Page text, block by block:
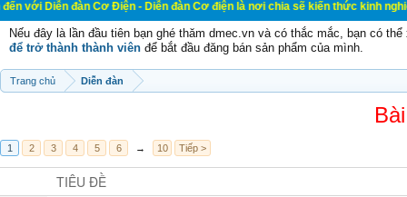
đàn Cơ Điện - Diễn đàn Cơ điện là nơi chia sẽ kiến thức kinh nghiệm
Nếu đây là lần đầu tiên bạn ghé thăm dmec.vn và có thắc mắc, bạn có
để trở thành thành viên để bắt đầu đăng bán sản phẩm của mình.
Trang chủ Diễn đàn
1 2 3 4 5 6 → 10 Tiếp >
TIÊU ĐỀ